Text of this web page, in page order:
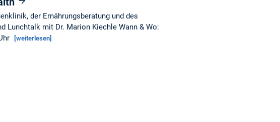
der Ernährungsberatung und des
Lunchtalk mit Dr. Marion Kiechle Wann & Wo:
[weiterlesen]